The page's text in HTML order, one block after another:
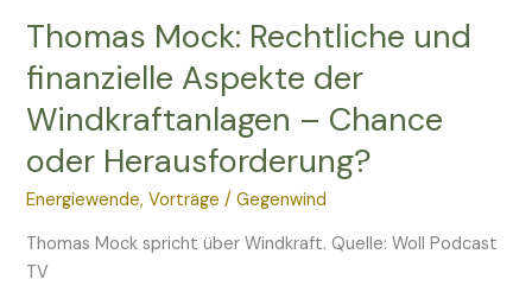
Thomas Mock: Rechtliche und
finanzielle Aspekte der
Windkraftanlagen – Chance
oder Herausforderung?
Energiewende,Vorträge /Gegenwind
Thomas Mock spricht über Windkraft. Quelle: Woll Podcast
TV
Thomas
Rechtliche
und
Aspekte
der
–
Chance